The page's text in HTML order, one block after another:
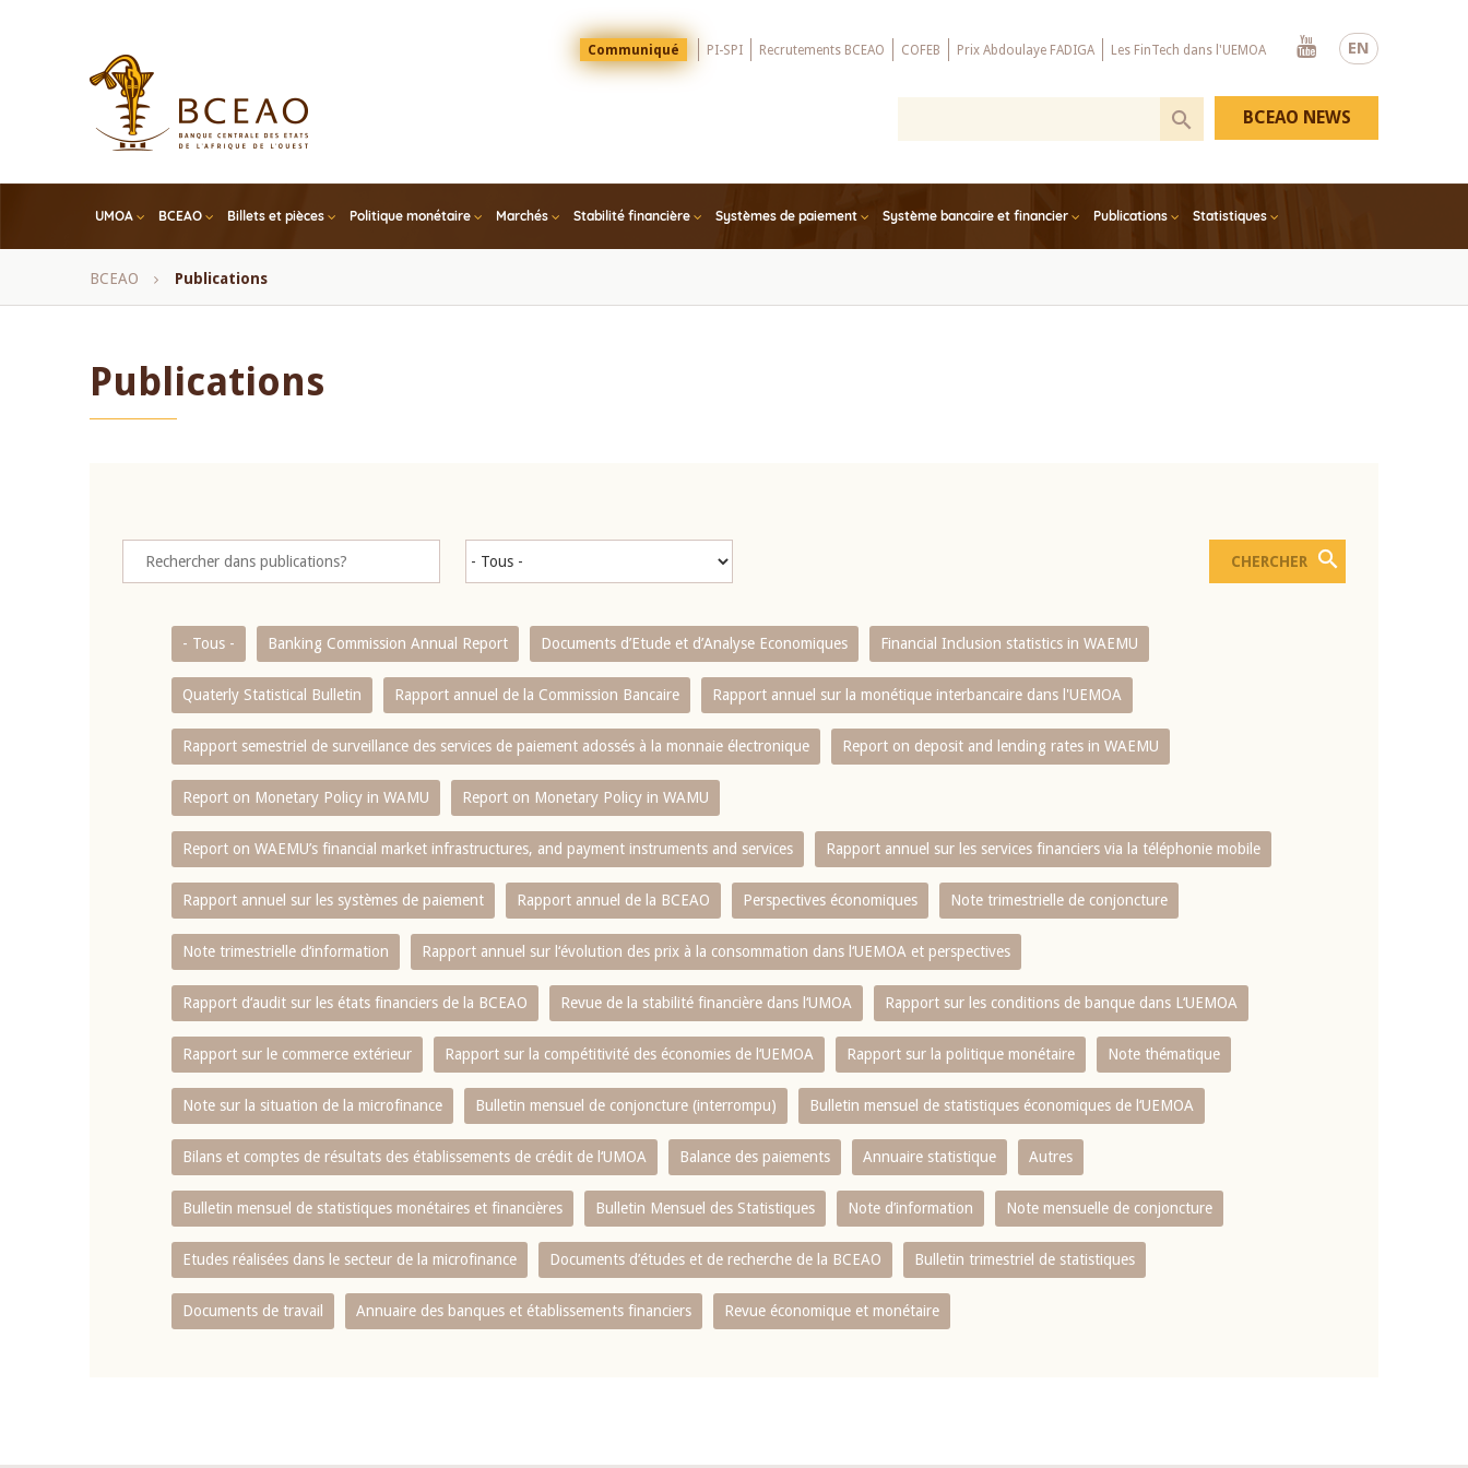
EN
Menu
Top
Communiqué PI-SPI Recrutements BCEAO COFEB Prix Abdoulaye FADIGA Les FinTech dans l'UEMOA
Youtube
UMOA BCEAO Billets et pièces Politique monétaire Marchés Stabilité financière Systèmes de paiement Système bancaire et financier Publications Statistiques
BCEAO NEWS
Fil
BCEAO Publications
Publications
- Tous - Banking Commission Annual Report Documents d’Etude et d’Analyse Economiques Financial Inclusion statistics in WAEMU
Quaterly Statistical Bulletin Rapport annuel de la Commission Bancaire Rapport annuel sur la monétique interbancaire dans l'UEMOA
Rapport semestriel de surveillance des services de paiement adossés à la monnaie électronique Report on deposit and lending rates in WAEMU
Report on Monetary Policy in WAMU Report on Monetary Policy in WAMU
Report on WAEMU’s financial market infrastructures, and payment instruments and services Rapport annuel sur les services financiers via la téléphonie mobile
Rapport annuel sur les systèmes de paiement Rapport annuel de la BCEAO Perspectives économiques Note trimestrielle de conjoncture
Note trimestrielle d‘information Rapport annuel sur l‘évolution des prix à la consommation dans l‘UEMOA et perspectives
Rapport d‘audit sur les états financiers de la BCEAO Revue de la stabilité financière dans l‘UMOA Rapport sur les conditions de banque dans L‘UEMOA
Rapport sur le commerce extérieur Rapport sur la compétitivité des économies de l‘UEMOA Rapport sur la politique monétaire Note thématique
Note sur la situation de la microfinance Bulletin mensuel de conjoncture (interrompu) Bulletin mensuel de statistiques économiques de l‘UEMOA
Bilans et comptes de résultats des établissements de crédit de l‘UMOA Balance des paiements Annuaire statistique Autres
Bulletin mensuel de statistiques monétaires et financières Bulletin Mensuel des Statistiques Note d’information Note mensuelle de conjoncture
Etudes réalisées dans le secteur de la microfinance Documents d’études et de recherche de la BCEAO Bulletin trimestriel de statistiques
Documents de travail Annuaire des banques et établissements financiers Revue économique et monétaire